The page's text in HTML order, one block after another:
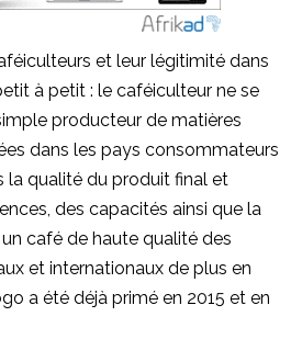
et leur légitimité dans
à petit : le caféiculteur ne se
producteur de matières
dans les pays consommateurs
la qualité du produit final et
des capacités ainsi que la
café de haute qualité des
et internationaux de plus en
a été déjà primé en 2015 et en